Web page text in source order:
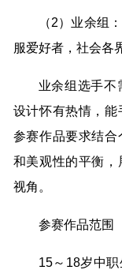
（2）业余组
服爱好者，社会各
业余组选手不
设计怀有热情，能
参赛作品要求结合
和美观性的平衡
视角。
参赛作品范围
15～18岁中